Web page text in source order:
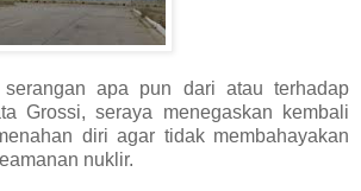
apa pun dari atau terhadap
Grossi, seraya menegaskan kembali
diri agar tidak membahayakan
nuklir.